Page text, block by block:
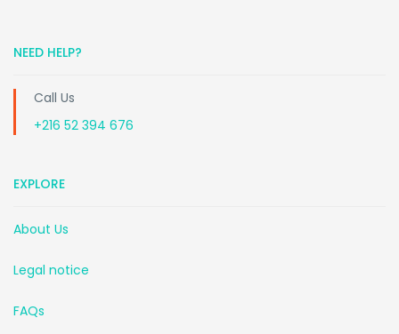
NEED HELP?
Call Us
+216 52 394 676
EXPLORE
About Us
Legal notice
FAQs